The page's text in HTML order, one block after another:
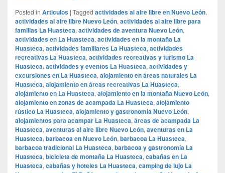
Posted in Articulos | Tagged actividades al aire libre en Nuevo León,
actividades al aire libre Nuevo León, actividades al aire libre para
familias La Huasteca, actividades de aventura Nuevo León,
actividades en La Huasteca, actividades en la montaña La
Huasteca, actividades familiares La Huasteca, actividades
recreativas La Huasteca, actividades recreativas y turismo La
Huasteca, actividades y eventos La Huasteca, actividades y
excursiones en La Huasteca, alojamiento en áreas naturales La
Huasteca, alojamiento en áreas recreativas La Huasteca,
alojamiento en La Huasteca, alojamiento en la montaña Nuevo León,
alojamiento en zonas de acampada La Huasteca, alojamiento
rústico La Huasteca, alojamiento y gastronomía Nuevo León,
alojamientos para acampar La Huasteca, áreas de acampada La
Huasteca, aventuras al aire libre Nuevo León, aventuras en La
Huasteca, barbacoa en Nuevo León, barbacoa La Huasteca,
barbacoa tradicional La Huasteca, barbacoa y gastronomía La
Huasteca, bicicleta de montaña La Huasteca, cabañas en La
Huasteca, cabañas y hoteles La Huasteca, camping de lujo La